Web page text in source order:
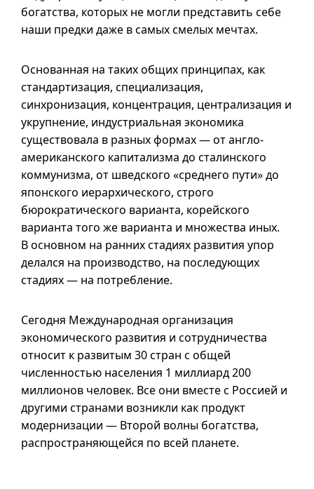
богатства, которых не могли представить себе
наши предки даже в самых смелых мечтах.
Основанная на таких общих принципах, как
стандартизация, специализация,
синхронизация, концентрация, централизация и
укрупнение, индустриальная экономика
существовала в разных формах — от англо-
американского капитализма до сталинского
коммунизма, от шведского «среднего пути» до
японского иерархического, строго
бюрократического варианта, корейского
варианта того же варианта и множества иных.
В основном на ранних стадиях развития упор
делался на производство, на последующих
стадиях — на потребление.
Сегодня Международная организация
экономического развития и сотрудничества
относит к развитым 30 стран с общей
численностью населения 1 миллиард 200
миллионов человек. Все они вместе с Россией и
другими странами возникли как продукт
модернизации — Второй волны богатства,
распространяющейся по всей планете.